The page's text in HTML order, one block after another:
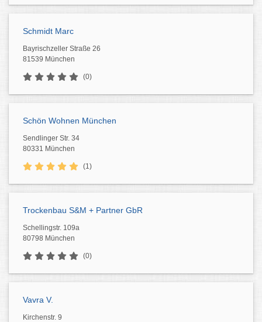
Schmidt Marc
Bayrischzeller Straße 26
81539 München
(0)
Schön Wohnen München
Sendlinger Str. 34
80331 München
(1)
Trockenbau S&M + Partner GbR
Schellingstr. 109a
80798 München
(0)
Vavra V.
Kirchenstr. 9